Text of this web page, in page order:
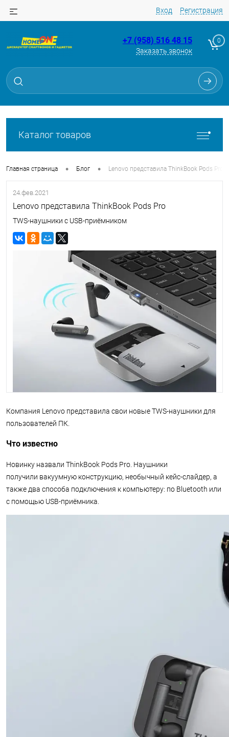
Вход Регистрация
+7 (958) 516 48 15
Заказать звонок
0
Каталог товаров
Главная страница • Блог • Lenovo представила ThinkBook Pods Pro
24.фев.2021
Lenovo представила ThinkBook Pods Pro
TWS-наушники с USB-приёмником
Компания Lenovo представила свои новые TWS-наушники для
пользователей ПК.
Что известно
Новинку назвали ThinkBook Pods Pro. Наушники
получили вакуумную конструкцию, необычный кейс-слайдер, а
также два способа подключения к компьютеру: по Bluetooth или
с помощью USB-приёмника.